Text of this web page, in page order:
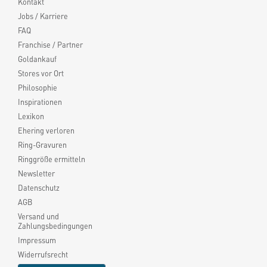
Jobs / Karriere
FAQ
Franchise / Partner
Goldankauf
Stores vor Ort
Philosophie
Inspirationen
Lexikon
Ehering verloren
Ring-Gravuren
Ringgröße ermitteln
Newsletter
Datenschutz
AGB
Versand und
Zahlungsbedingungen
Impressum
Widerrufsrecht